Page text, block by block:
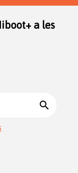
a les
search